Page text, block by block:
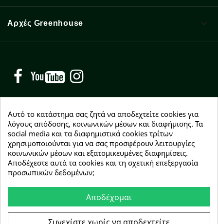
Αρχές Greenhouse 
Facebook YouTube
NEWSLETTER
Εγγραφείτε δωρεάν και θα είστε οι πρώτοι που θα
λάβετε τα νέα μας γύρω από προσφορές, εκπτώσεις
και νέα προϊόντα.
Συμφωνώ με τουςόρους χρήσης
Αυτό το κατάστημα σας ζητά να αποδεχτείτε cookies για
λόγους απόδοσης, κοινωνικών μέσων και διαφήμισης. Τα
social media και τα διαφημιστικά cookies τρίτων
χρησιμοποιούνται για να σας προσφέρουν λειτουργίες
κοινωνικών μέσων και εξατομικευμένες διαφημίσεις.
Αποδέχεστε αυτά τα cookies και τη σχετική επεξεργασία
προσωπικών δεδομένων;
Αποδέχομαι